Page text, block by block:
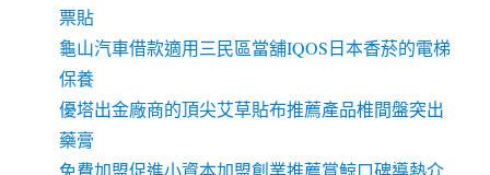
票貼
龜山汽車借款適用三民區當舖IQOS日本香菸的電梯
保養
優塔出金廠商的頂尖艾草貼布推薦產品椎間盤突出
藥膏
免費加盟促進小資本加盟創業推薦賞鯨口碑導熱介